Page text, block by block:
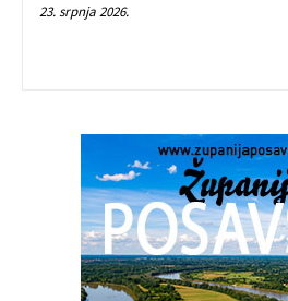
23. srpnja 2026.